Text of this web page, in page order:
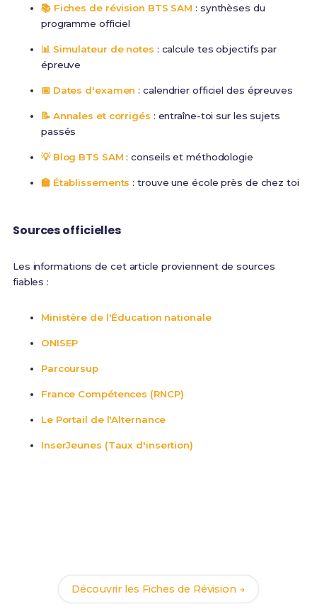
📚 Fiches de révision BTS SAM : synthèses du
programme officiel
📊 Simulateur de notes : calcule tes objectifs par
épreuve
📅 Dates d'examen : calendrier officiel des épreuves
📝 Annales et corrigés : entraîne-toi sur les sujets
passés
💡 Blog BTS SAM : conseils et méthodologie
🏫 Établissements : trouve une école près de chez toi
Sources officielles
Les informations de cet article proviennent de sources
fiables :
Ministère de l'Éducation nationale
ONISEP
Parcoursup
France Compétences (RNCP)
Le Portail de l'Alternance
InserJeunes (Taux d'insertion)
Découvrir les Fiches de Révision →